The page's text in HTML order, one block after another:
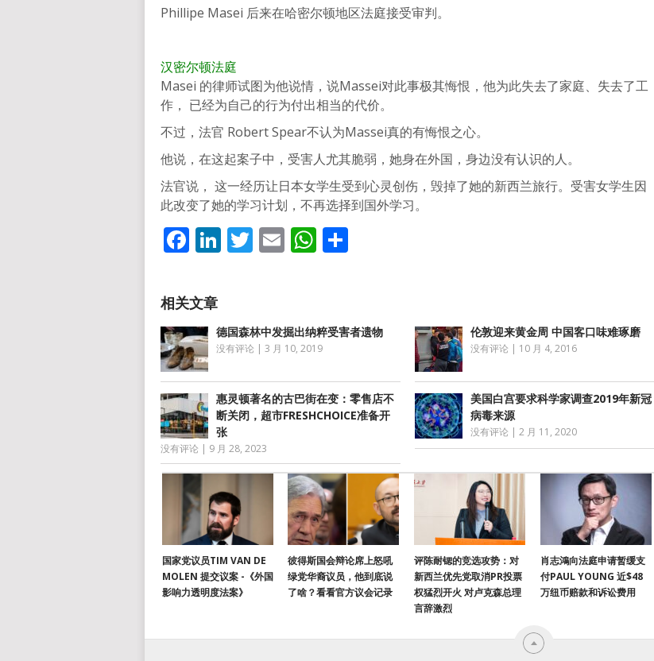
Phillipe Masei 后来在哈密尔顿地区法庭接受审判。
汉密尔顿法庭
Masei 的律师试图为他说情，说Massei对此事极其悔恨，他为此失去了家庭、失去了工
作， 已经为自己的行为付出相当的代价。
不过，法官 Robert Spear不认为Massei真的有悔恨之心。
他说，在这起案子中，受害人尤其脆弱，她身在外国，身边没有认识的人。
法官说， 这一经历让日本女学生受到心灵创伤，毁掉了她的新西兰旅行。受害女学生因
此改变了她的学习计划，不再选择到国外学习。
Facebook
LinkedIn
Twitter
EmailWhatsApp
德国森林中发掘出纳粹受害者遗物
没有评论 | 3 月 10, 2019
伦敦迎来黄金周 中国客口味难琢磨
没有评论 | 10 月 4, 2016
惠灵顿著名的古巴街在变：零售店不
断关闭，超市FRESHCHOICE准备开
张
没有评论 | 9 月 28, 2023
美国白宫要求科学家调查2019年新冠
病毒来源
没有评论 |2 月 11, 2020
国家党议员TIM VAN DE
MOLEN 提交议案 -《外国
影响力透明度法案》
彼得斯国会辩论席上怒吼
绿党华裔议员，他到底说
了啥？看看官方议会记录
评陈耐锶的竞选攻势：对
新西兰优先党取消PR投票
权猛烈开火 对卢克森总理
言辞激烈
肖志鴻向法庭申请暂缓支
付PAUL YOUNG 近$48
万纽币赔款和诉讼费用